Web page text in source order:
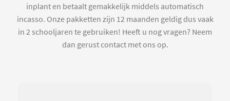
inplant en betaalt gemakkelijk middels automatisch
incasso. Onze pakketten zijn 12 maanden geldig dus vaak
in 2 schooljaren te gebruiken! Heeft u nog vragen? Neem
dan gerust contact met ons op.